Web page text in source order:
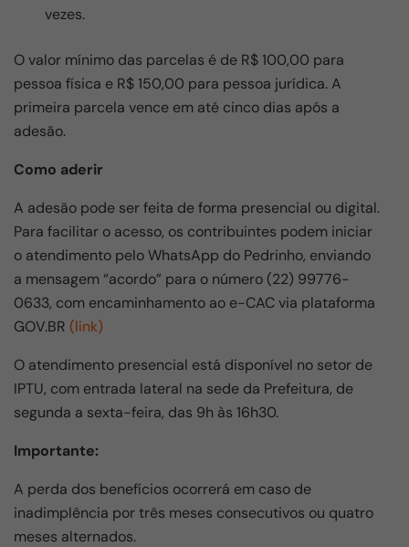
vezes.
O valor mínimo das parcelas é de R$ 100,00 para
pessoa física e R$ 150,00 para pessoa jurídica. A
primeira parcela vence em até cinco dias após a
adesão.
Como aderir
A adesão pode ser feita de forma presencial ou digital.
Para facilitar o acesso, os contribuintes podem iniciar
o atendimento pelo WhatsApp do Pedrinho, enviando
a mensagem “acordo” para o número (22) 99776-
0633, com encaminhamento ao e-CAC via plataforma
GOV.BR (link)
O atendimento presencial está disponível no setor de
IPTU, com entrada lateral na sede da Prefeitura, de
segunda a sexta-feira, das 9h às 16h30.
Importante:
A perda dos benefícios ocorrerá em caso de
inadimplência por três meses consecutivos ou quatro
meses alternados.